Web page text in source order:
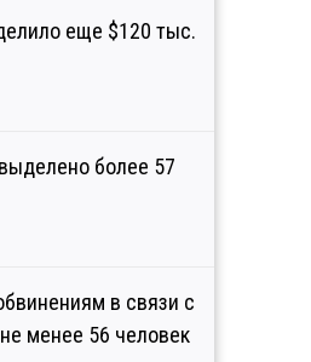
еще $120 тыс.
более 57
в связи с
менее 56 человек